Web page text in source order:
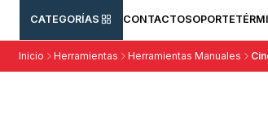
CATEGORÍAS CONTACTOSOPORTE
Inicio Herramientas Herramientas Manuales